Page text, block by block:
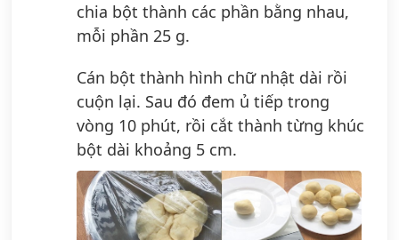
chia bột thành các phần bằng nhau,
mỗi phần 25 g.
Cán bột thành hình chữ nhật dài rồi
cuộn lại. Sau đó đem ủ tiếp trong
vòng 10 phút, rồi cắt thành từng khúc
bột dài khoảng 5 cm.